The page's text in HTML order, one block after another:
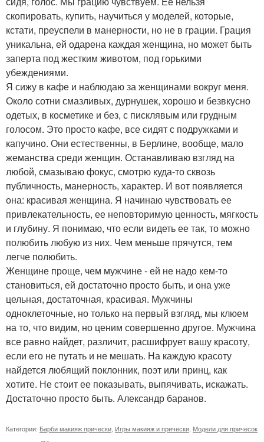
скопировать, купить, научиться у моделей, которые,
кстати, преуспели в манерности, но не в грации. Грация
уникальна, ей одарена каждая женщина, но может быть
заперта под жестким животом, под горькими
убеждениями.
Я сижу в кафе и наблюдаю за женщинами вокруг меня.
Около сотни смазливых, дурнушек, хорошо и безвкусно
одетых, в косметике и без, с писклявым или грудным
голосом. Это просто кафе, все сидят с подружками и
капучино. Они естественны, в Берлине, вообще, мало
жеманства среди женщин. Останавливаю взгляд на
любой, смазываю фокус, смотрю куда-то сквозь
публичность, манерность, характер. И вот появляется
она: красивая женщина. Я начинаю чувствовать ее
привлекательность, ее неповторимую ценность, мягкость
и глубину. Я понимаю, что если видеть ее так, то можно
полюбить любую из них. Чем меньше прячутся, тем
легче полюбить.
Женщине проще, чем мужчине - ей не надо кем-то
становиться, ей достаточно просто быть, и она уже
цельная, достаточная, красивая. Мужчины
одноклеточные, но только на первый взгляд, мы клюем
на то, что видим, но ценим совершенно другое. Мужчина
все равно найдет, различит, расшифрует вашу красоту,
если его не путать и не мешать. На каждую красоту
найдется любящий поклонник, поэт или принц, как
хотите. Не стоит ее показывать, выпячивать, искажать.
Достаточно просто быть. Александр баранов.
Категории: Барби макияж прически, Игры макияж и прически, Модели для причесок